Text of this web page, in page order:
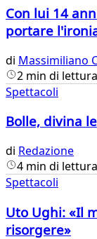
Con lui 14
portare
di Massimiliano
2 min di lettura
Spettacoli
Bolle, divina
di Redazione
4 min di lettura
Spettacoli
Uto Ughi: «Il
risorgere»